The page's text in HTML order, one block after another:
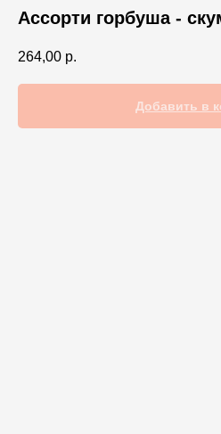
Ассорти горбуша -
264,00 р.
Добавить в